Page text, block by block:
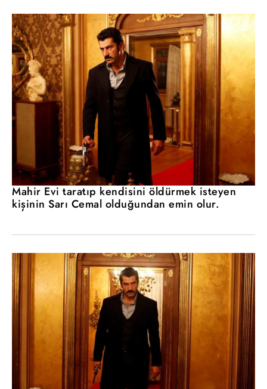
Mahir Evi taratıp kendisini öldürmek isteyen
kişinin Sarı Cemal olduğundan emin olur.